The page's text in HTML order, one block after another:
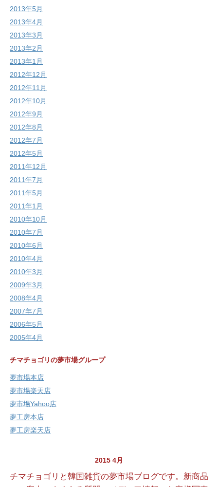
2013年5月
2013年4月
2013年3月
2013年2月
2013年1月
2012年12月
2012年11月
2012年10月
2012年9月
2012年8月
2012年7月
2012年5月
2011年12月
2011年7月
2011年5月
2011年1月
2010年10月
2010年7月
2010年6月
2010年4月
2010年3月
2009年3月
2008年4月
2007年7月
2006年5月
2005年4月
チマチョゴリの夢市場グループ
夢市場本店
夢市場楽天店
夢市場Yahoo店
夢工房本店
夢工房楽天店
2015 4月
チマチョゴリと韓国雑貨の夢市場ブログです。新商品